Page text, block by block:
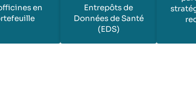
en
Entrepôts de
Données de Santé
(EDS)